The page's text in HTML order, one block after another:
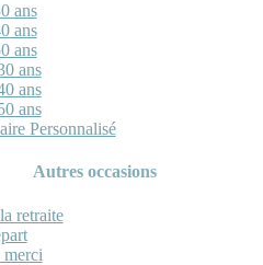
ans
ans
ans
ans
ans
ans
Personnalisé
Autres occasions
retraite
merci